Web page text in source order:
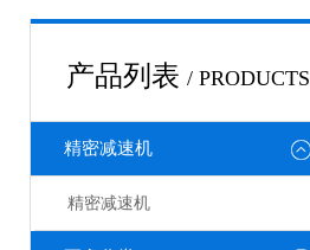
产品列表 / PRODUCTS
精密减速机
精密减速机